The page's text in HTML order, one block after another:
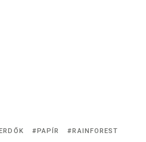
PAPÍR
RAINFOREST